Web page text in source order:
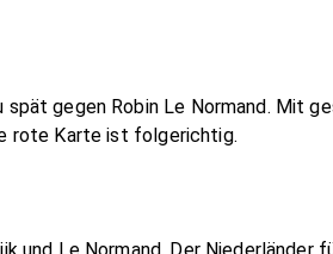
gegen Robin Le Normand. Mit
rote Karte ist folgerichtig.